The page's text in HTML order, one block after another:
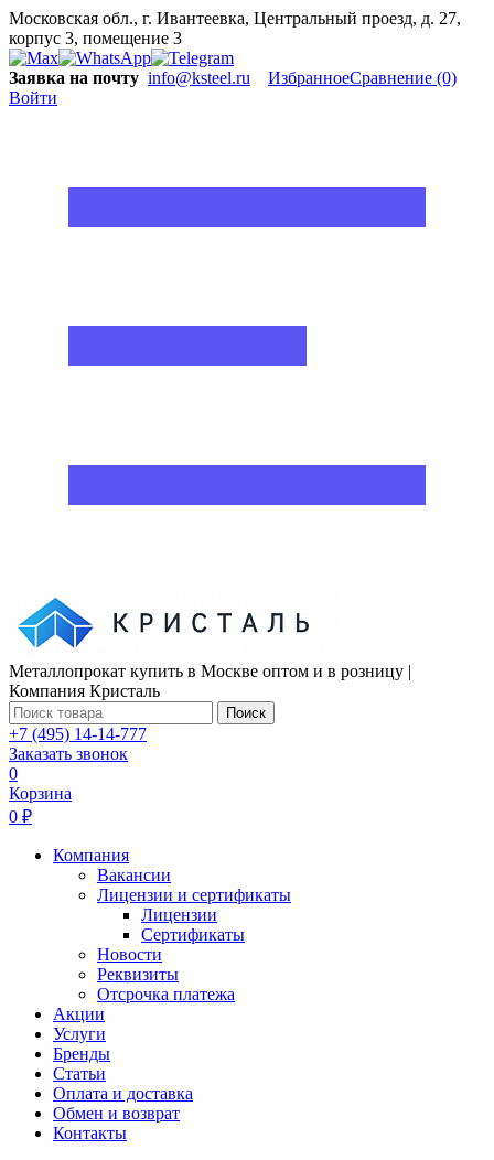
Московская обл., г. Ивантеевка, Центральный проезд, д. 27,
корпус 3, помещение 3
Заявка на почту info@ksteel.ru ИзбранноеСравнение (0)
Войти
Металлопрокат купить в Москве оптом и в розницу |
Компания Кристаль
Поиск
+7 (495) 14-14-777
Заказать звонок
0
Корзина
0 ₽
Компания
Вакансии
Лицензии и сертификаты
Лицензии
Сертификаты
Новости
Реквизиты
Отсрочка платежа
Акции
Услуги
Бренды
Статьи
Оплата и доставка
Обмен и возврат
Контакты